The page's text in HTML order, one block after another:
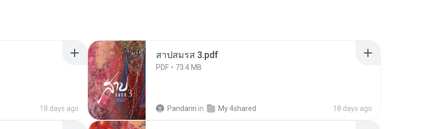
18 days ago
สาปสมรส 3.pdf
PDF 73.4 MB
Pandarin in My 4shared 18 days ago